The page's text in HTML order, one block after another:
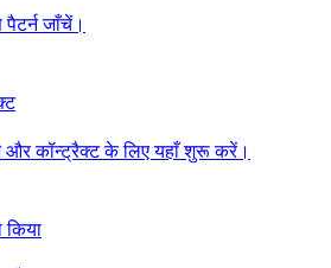
पैटर्न जाँचें।
कॉन्ट्रैक्ट के लिए यहाँ शुरू करें।
किया